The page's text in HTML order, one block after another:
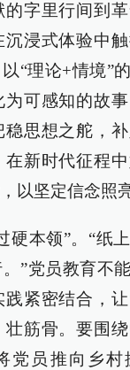
字里行间到
浸式体验中触
“理论+情境”
可感知的故
思想之舵，补
新时代征程
以坚定信念照
硬本领”。“纸
”党员教育不
紧密结合，
壮筋骨。要围
党员推向乡村